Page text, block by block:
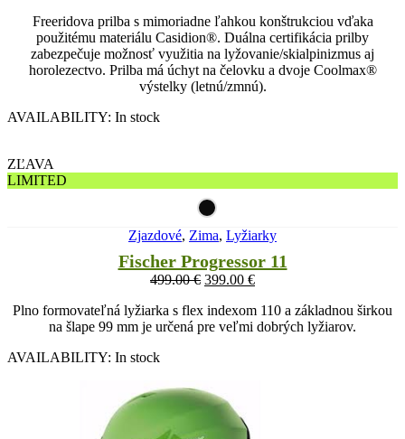
Freeridova prilba s mimoriadne ľahkou konštrukciou vďaka
použitému materiálu Casidion®. Duálna certifikácia prilby
zabezpečuje možnosť využitia na lyžovanie/skialpinizmus aj
horolezectvo. Prilba má úchyt na čelovku a dvoje Coolmax®
výstelky (letnú/zmnú).
AVAILABILITY: In stock
ZĽAVA
LIMITED
Zjazdové, Zima, Lyžiarky
Fischer Progressor 11
499.00€ 399.00 €
Plno formovateľná lyžiarka s flex indexom 110 a základnou širkou
na šlape 99 mm je určená pre veľmi dobrých lyžiarov.
AVAILABILITY: In stock